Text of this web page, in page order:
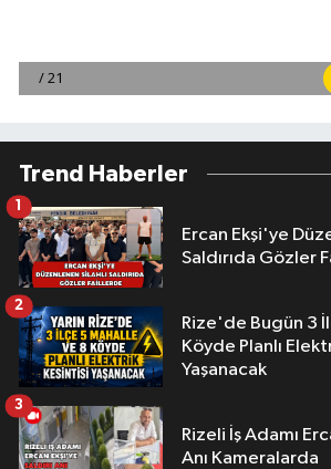
Trend Haberler
Ercan Ekşi'ye Düzenlenen Silahlı
Saldırıda Gözler
1
Rize'de Bugün 3
Köyde Planlı
Yaşanacak
2
Rizeli İş Adamı
Anı Kameralarda
3